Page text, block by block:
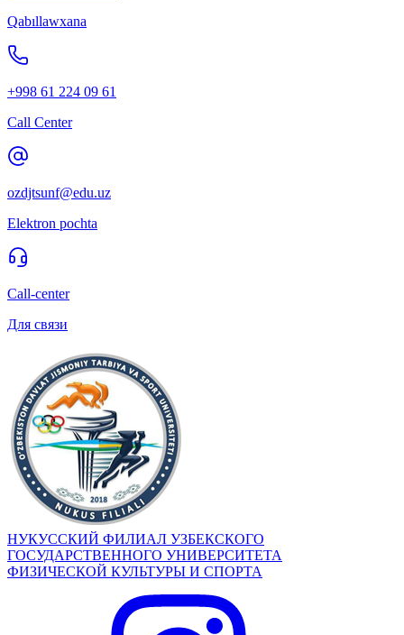
Qabıllawxana
+998 61 224 09 61
Call Center
ozdjtsunf@edu.uz
Elektron pochta
Call-center
Для связи
НУКУССКИЙ ФИЛИАЛ УЗБЕКСКОГО
ГОСУДАРСТВЕННОГО УНИВЕРСИТЕТА
ФИЗИЧЕСКОЙ КУЛЬТУРЫ И СПОРТА